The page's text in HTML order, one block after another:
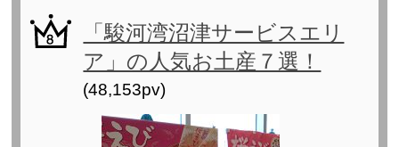
「駿河湾沼津サービスエリ
ア」の人気お土産７選！
(48,153pv)